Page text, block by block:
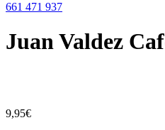
661 471 937
Juan Valdez
9,95€